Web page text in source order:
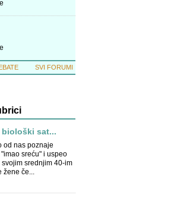
SVI FORUMI
sat...
od nas poznaje
sreću" i uspeo
srednjim 40-im
žene če...